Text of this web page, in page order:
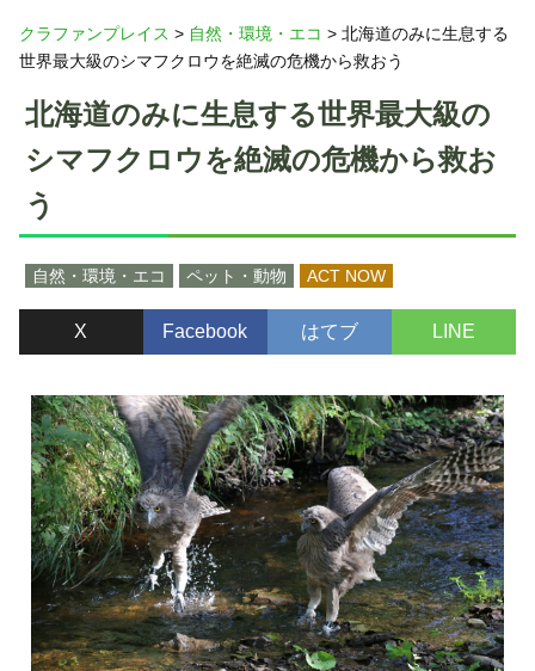
クラファンプレイス > 自然・環境・エコ > 北海道のみに生息する
世界最大級のシマフクロウを絶滅の危機から救おう
北海道のみに生息する世界最大級の
シマフクロウを絶滅の危機から救お
う
自然・環境・エコ ペット・動物 ACT NOW
X Facebook はてブ LINE